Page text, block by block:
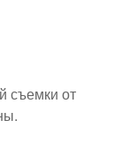
съемки от